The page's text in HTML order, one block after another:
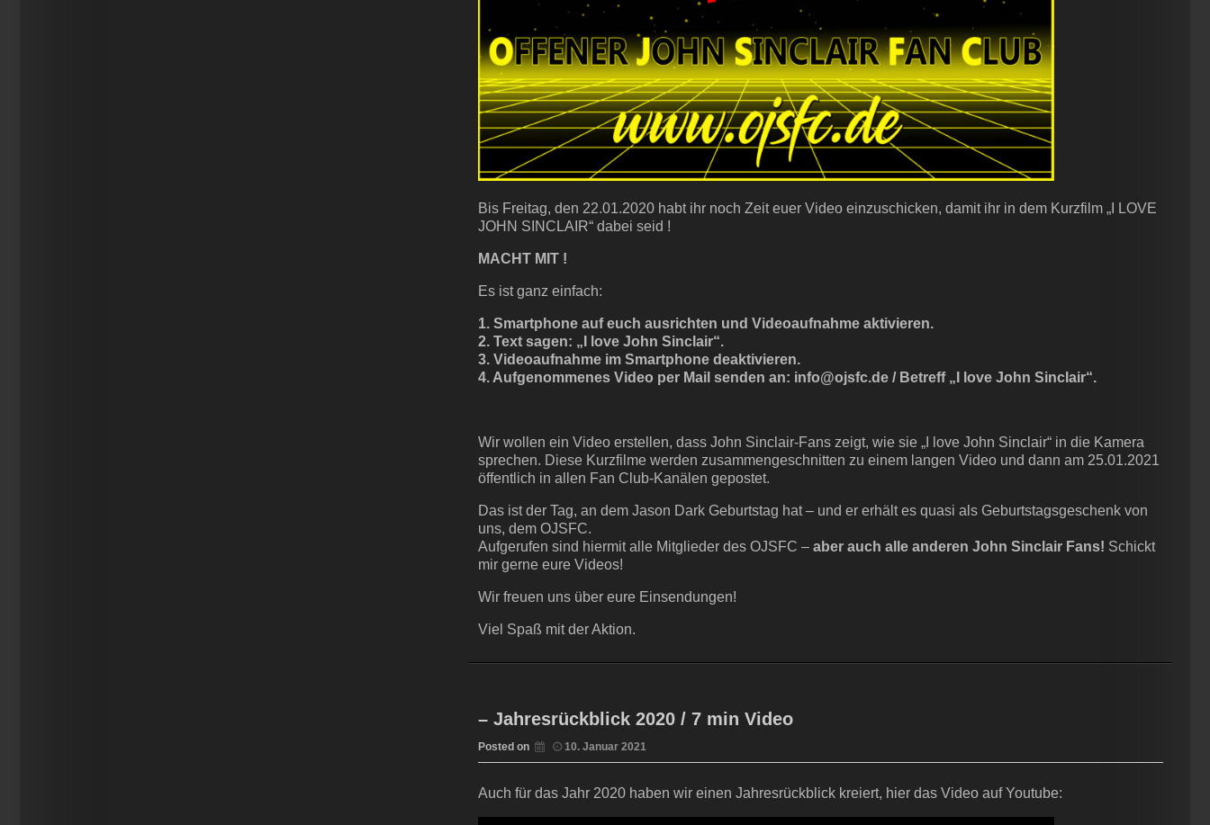
Bis Freitag, den 22.01.2020 habt ihr noch Zeit euer Video einzuschicken, damit ihr in dem Kurzfilm „I LOVE
JOHN SINCLAIR“ dabei seid !
MACHT MIT !
Es ist ganz einfach:
1. Smartphone auf euch ausrichten und Videoaufnahme aktivieren.
2. Text sagen: „I love John Sinclair“.
3. Videoaufnahme im Smartphone deaktivieren.
4. Aufgenommenes Video per Mail senden an: info@ojsfc.de / Betreff „I love John Sinclair“.
Wir wollen ein Video erstellen, dass John Sinclair-Fans zeigt, wie sie „I love John Sinclair“ in die Kamera
sprechen. Diese Kurzfilme werden zusammengeschnitten zu einem langen Video und dann am 25.01.2021
öffentlich in allen Fan Club-Kanälen gepostet.
Das ist der Tag, an dem Jason Dark Geburtstag hat – und er erhält es quasi als Geburtstagsgeschenk von
uns, dem OJSFC.
Aufgerufen sind hiermit alle Mitglieder des OJSFC –aber auch alle anderen John Sinclair Fans! Schickt
mir gerne eure Videos!
Wir freuen uns über eure Einsendungen!
Viel Spaß mit der Aktion.
– Jahresrückblick 2020 / 7 min Video
Posted on 10. Januar 2021
Auch für das Jahr 2020 haben wir einen Jahresrückblick kreiert, hier das Video auf Youtube: